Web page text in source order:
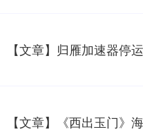
【文章】归雁加速器停
【文章】《西出玉门》